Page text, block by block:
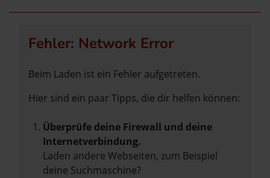
Fehler: Network Error
Beim Laden ist ein Fehler aufgetreten.
Hier sind ein paar Tipps, die dir helfen können:
Überprüfe deine Firewall und deine
Internetverbindung.
Laden andere Webseiten, zum Beispiel
deine Suchmaschine?